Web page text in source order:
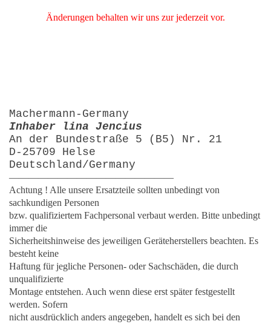
Änderungen behalten wir uns zur jederzeit vor.
Machermann-Germany
Inhaber lina Jencius
An der Bundestraße 5 (B5) Nr. 21
D-25709 Helse
Deutschland/Germany
—————————————————
Achtung ! Alle unsere Ersatzteile sollten unbedingt von
sachkundigen Personen
bzw. qualifiziertem Fachpersonal verbaut werden. Bitte unbedingt
immer die
Sicherheitshinweise des jeweiligen Geräteherstellers beachten. Es
besteht keine
Haftung für jegliche Personen- oder Sachschäden, die durch
unqualifizierte
Montage entstehen. Auch wenn diese erst später festgestellt
werden. Sofern
nicht ausdrücklich anders angegeben, handelt es sich bei den